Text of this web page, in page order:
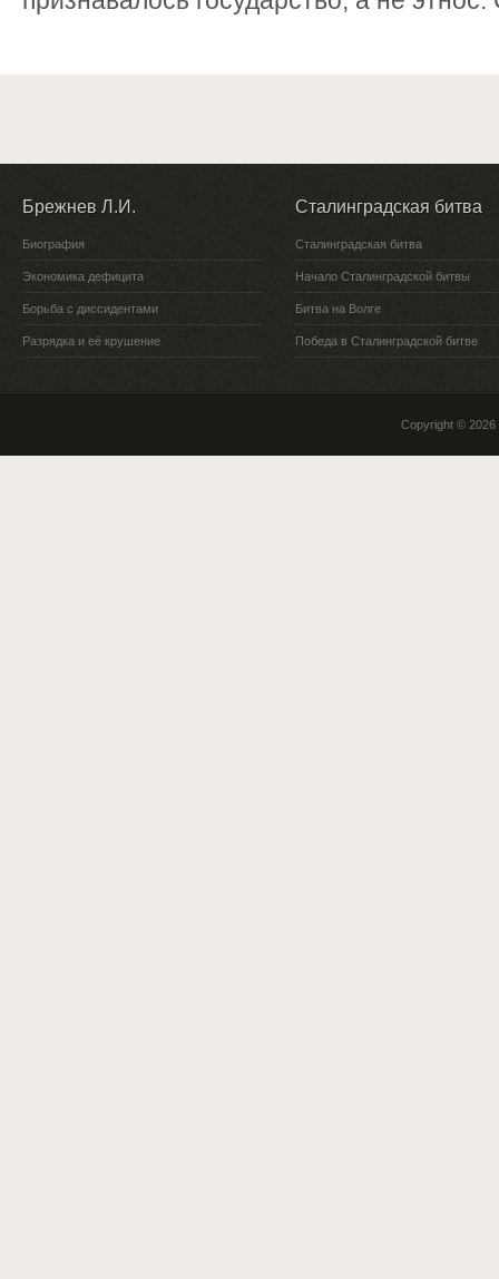
Брежнев Л.И.
Биография
Экономика дефицита
Борьба с диссидентами
Разрядка и её крушение
Сталинградская битва
Сталинградская битва
Начало Сталинградской битвы
Битва на Волге
Победа в Сталинградской битве
Copyright © 2026